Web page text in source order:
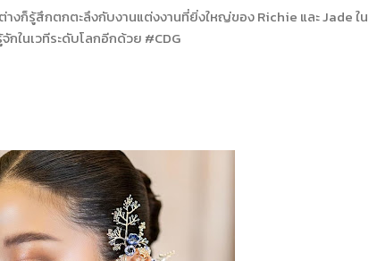
างก็รู้สึกตกตะลึงกับงานแต่งงานที่ยิ่งใหญ่ของ Richie และ Jade ใน
กในเวทีระดับโลกอีกด้วย #CDG